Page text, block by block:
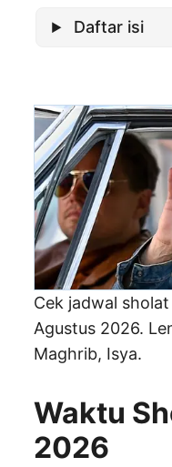
Daftar isi
Cek jadwal
Agustus 2026.
Maghrib, Isya.
Waktu
2026